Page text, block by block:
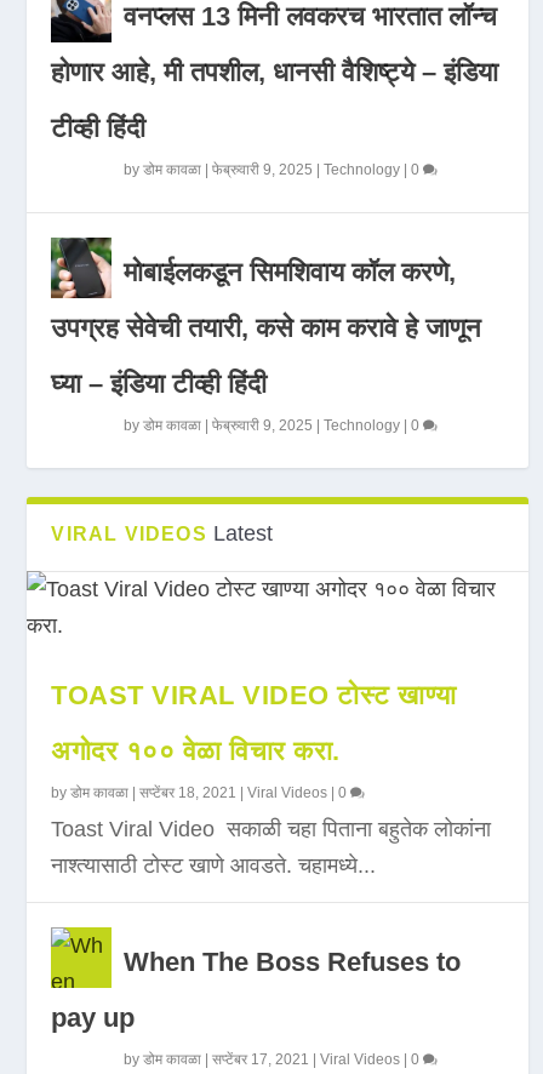
वनप्लस 13 मिनी लवकरच भारतात लॉन्च
होणार आहे, मी तपशील, धानसी वैशिष्ट्ये – इंडिया
टीव्ही हिंदी
byडोम कावळा |फेब्रुवारी 9, 2025 |Technology |0
मोबाईलकडून सिमशिवाय कॉल करणे,
उपग्रह सेवेची तयारी, कसे काम करावे हे जाणून
घ्या – इंडिया टीव्ही हिंदी
byडोम कावळा |फेब्रुवारी 9, 2025 |Technology |0
VIRAL VIDEOS Latest
TOAST VIRAL VIDEO टोस्ट खाण्या
अगोदर १०० वेळा विचार करा.
byडोम कावळा |सप्टेंबर 18, 2021 |Viral Videos |0
Toast Viral Video सकाळी चहा पिताना बहुतेक लोकांना
नाश्त्यासाठी टोस्ट खाणे आवडते. चहामध्ये...
When The Boss Refuses to
pay up
byडोम कावळा |सप्टेंबर 17, 2021 |Viral Videos |0